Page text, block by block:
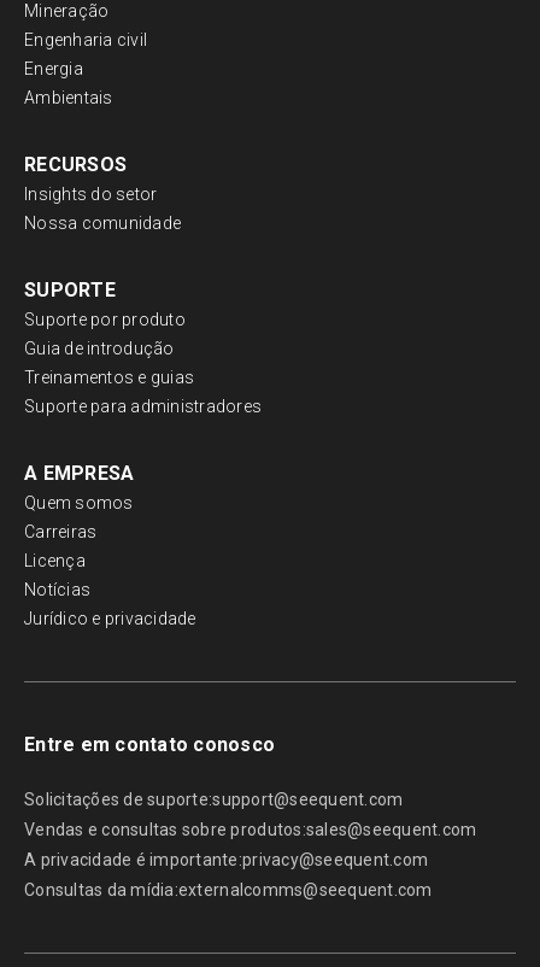
Mineração
Engenharia civil
Energia
Ambientais
RECURSOS
Insights do setor
Nossa comunidade
SUPORTE
Suporte por produto
Guia de introdução
Treinamentos e guias
Suporte para administradores
A EMPRESA
Quem somos
Carreiras
Licença
Notícias
Jurídico e privacidade
Entre em contato conosco
Solicitações de suporte:support@seequent.com
Vendas e consultas sobre produtos:sales@seequent.com
A privacidade é importante:privacy@seequent.com
Consultas da mídia:externalcomms@seequent.com